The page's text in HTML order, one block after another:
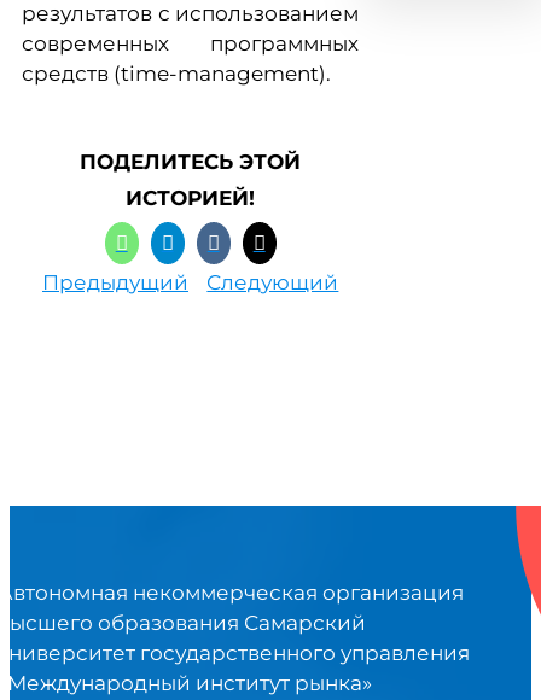
результатов с использованием
современных программных
средств (time-management).
ПОДЕЛИТЕСЬ ЭТОЙ
ИСТОРИЕЙ!
Предыдущий Следующий
некоммерческая организация
образования Самарский
государственного управления
институт рынка»